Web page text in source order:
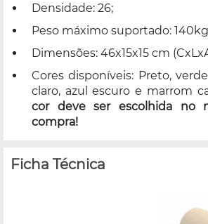
Densidade: 26;
Peso máximo suportado:
Dimensões: 46x15x15 cm
Cores disponíveis: Preto,
claro, azul escuro e marrom
cor deve ser escolhida no
compra!
Ficha Técnica